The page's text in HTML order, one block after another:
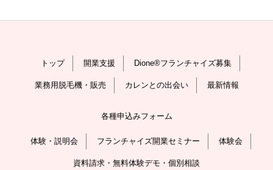
トップ 開業支援 Dione®フランチャイズ募集
業務用脱毛機・販売 カレンとの出会い 最新情報
各種申込みフォーム
体験・説明会 フランチャイズ開業セミナー 体験会
資料請求・無料体験デモ・個別相談